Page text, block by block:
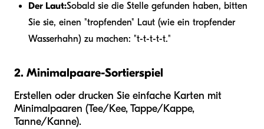
Der Laut:Sobald sie die Stelle gefunden haben, bitten
Sie sie, einen "tropfenden" Laut (wie ein tropfender
Wasserhahn) zu machen: "t-t-t-t-t."
2. Minimalpaare-Sortierspiel
Erstellen oder drucken Sie einfache Karten mit
Minimalpaaren (Tee/Kee, Tappe/Kappe,
Tanne/Kanne).